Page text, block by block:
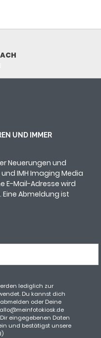
UND IMMER
Neuerungen und
und IMH Imaging Media
E-Mail-Adresse wird
Abmeldung ist
lediglich zur
Du kannst dich
oder Deine
eingegebenen Daten
und bestätigst unsere